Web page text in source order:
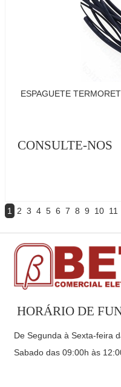
ESPAGUETE
CONSULTE-NOS
1 2 3 4 5 6 7 8 9 10 11
HORÁRIO DE
De Segunda à Sexta-feira
Sabado das 09:00h às